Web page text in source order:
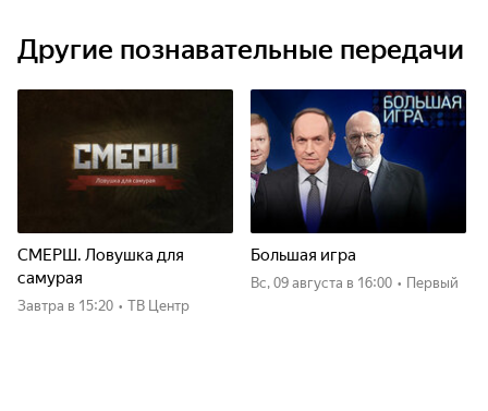
Другие познавательные передачи
СМЕРШ. Ловушка для
самурая
Завтра в 15:20 • ТВ Центр
Большая игра
вс, 09 августа в 16:00 • Первый